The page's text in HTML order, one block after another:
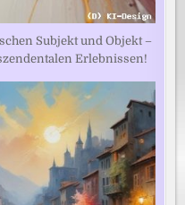
Subjekt und Objekt –
Erlebnissen!